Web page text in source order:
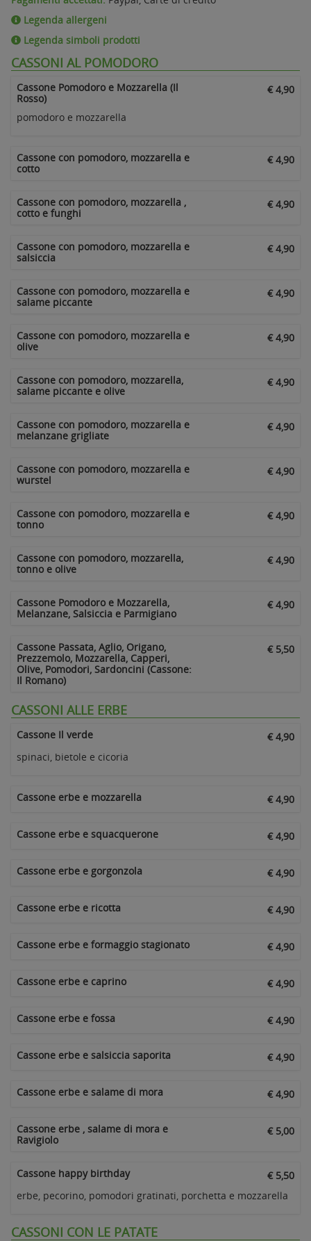
Legenda allergeni
Legenda simboli prodotti
CASSONI AL POMODORO
Cassone Pomodoro e Mozzarella (Il
Rosso)
€ 4,90
pomodoro e mozzarella
Cassone con pomodoro, mozzarella e
cotto
€ 4,90
Cassone con pomodoro, mozzarella ,
cotto e funghi
€ 4,90
Cassone con pomodoro, mozzarella e
salsiccia
€ 4,90
Cassone con pomodoro, mozzarella e
salame piccante
€ 4,90
Cassone con pomodoro, mozzarella e
olive
€ 4,90
Cassone con pomodoro, mozzarella,
salame piccante e olive
€ 4,90
Cassone con pomodoro, mozzarella e
melanzane grigliate
€ 4,90
Cassone con pomodoro, mozzarella e
wurstel
€ 4,90
Cassone con pomodoro, mozzarella e
tonno
€ 4,90
Cassone con pomodoro, mozzarella,
tonno e olive
€ 4,90
Cassone Pomodoro e Mozzarella,
Melanzane, Salsiccia e Parmigiano
€ 4,90
Cassone Passata, Aglio, Origano,
Prezzemolo, Mozzarella, Capperi,
Olive, Pomodori, Sardoncini (Cassone:
Il Romano)
€ 5,50
CASSONI ALLE ERBE
Cassone Il verde
€ 4,90
spinaci, bietole e cicoria
Cassone erbe e mozzarella € 4,90
Cassone erbe e squacquerone € 4,90
Cassone erbe e gorgonzola € 4,90
Cassone erbe e ricotta € 4,90
Cassone erbe e formaggio stagionato € 4,90
Cassone erbe e caprino € 4,90
Cassone erbe e fossa € 4,90
Cassone erbe e salsiccia saporita € 4,90
Cassone erbe e salame di mora € 4,90
Cassone erbe , salame di mora e
Ravigiolo
€ 5,00
Cassone happy birthday
€ 5,50
erbe, pecorino, pomodori gratinati, porchetta e mozzarella
CASSONI CON LE PATATE